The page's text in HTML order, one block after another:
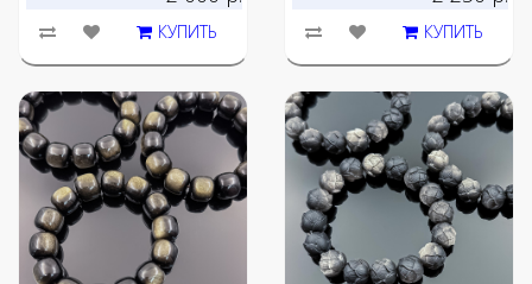
КУПИТЬ КУПИТЬ